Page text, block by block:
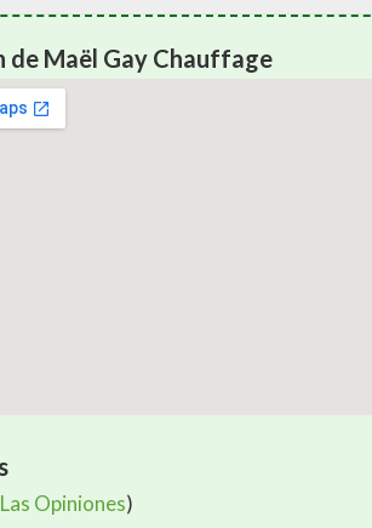
de Maël Gay Chauffage
Opiniones)